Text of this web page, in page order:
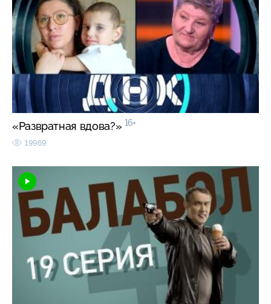
«Развратная вдова?» 16+
19969